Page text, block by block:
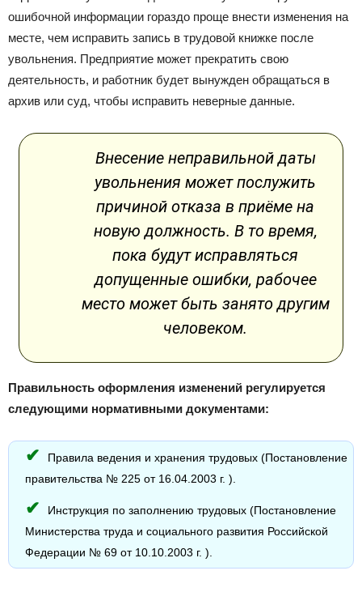
ошибочной информации гораздо проще внести изменения на
месте, чем исправить запись в трудовой книжке после
увольнения. Предприятие может прекратить свою
деятельность, и работник будет вынужден обращаться в
архив или суд, чтобы исправить неверные данные.
Внесение неправильной даты
увольнения может послужить
причиной отказа в приёме на
новую должность. В то время,
пока будут исправляться
допущенные ошибки, рабочее
место может быть занято другим
человеком.
Правильность оформления изменений регулируется
следующими нормативными документами:
Правила ведения и хранения трудовых (Постановление
правительства № 225 от 16.04.2003 г. ).
Инструкция по заполнению трудовых (Постановление
Министерства труда и социального развития Российской
Федерации № 69 от 10.10.2003 г. ).